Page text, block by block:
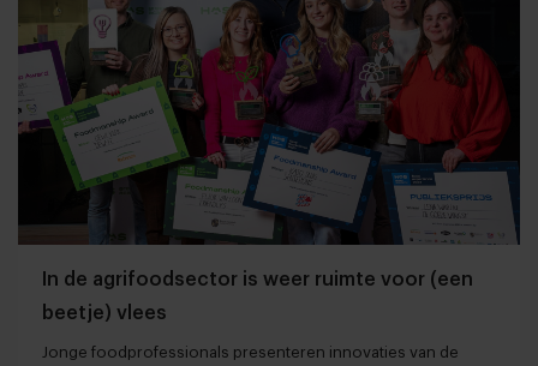
In de agrifoodsector is weer ruimte voor (een
beetje) vlees
Jonge foodprofessionals presenteren innovaties van de